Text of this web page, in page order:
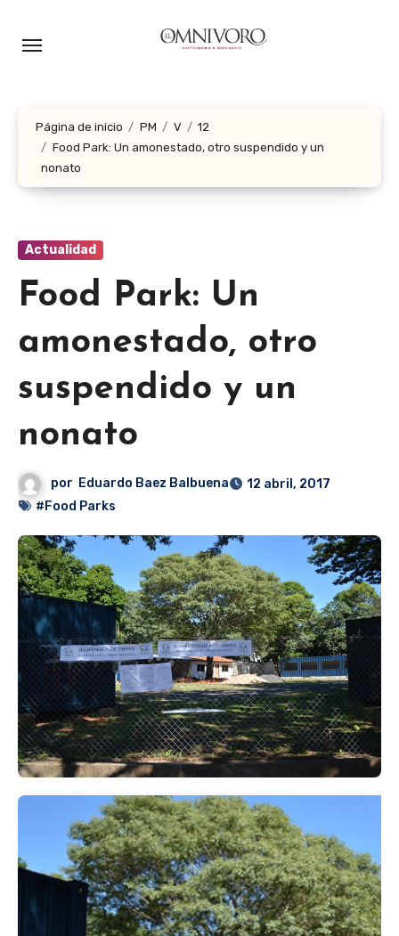
Página de inicio PM V
12
Food Park: Un amonestado, otro suspendido y un
nonato
Actualidad
Food Park: Un
amonestado, otro
suspendido y un
nonato
por Eduardo Baez Balbuena
12 abril, 2017
#Food Parks